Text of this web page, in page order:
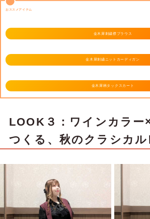
おススメアイテム
金木犀刺繍襟ブラウス
金木犀刺繍ニットカーディガン
金木犀柄タックスカート
LOOK３：ワインカラー
つくる、秋のクラシカル